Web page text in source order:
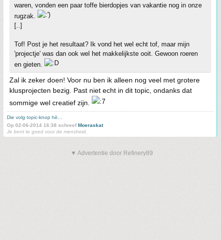
waren, vonden een paar toffe bierdopjes van vakantie nog in onze
rugzak.
[..]
Tof! Post je het resultaat? Ik vond het wel echt tof, maar mijn
'projectje' was dan ook wel het makkelijkste ooit. Gewoon roeren
en gieten.
Zal ik zeker doen! Voor nu ben ik alleen nog veel met grotere
klusprojecten bezig. Past niet echt in dit topic, ondanks dat
sommige wel creatief zijn.
Die volg topic-knop hè...
Op 02-06-2014 16:38 schreefMoeraskat
Je bent te goed voor de mensheid.
▼ Advertentie door Refinery89